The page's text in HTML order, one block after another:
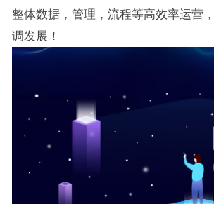
整体数据，管理，流程等高效率运营
调发展！